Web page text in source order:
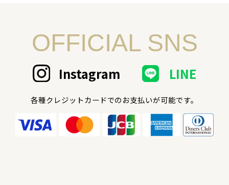
OFFICIAL SNS
Instagram LINE
各種クレジットカードでのお支払いが可能です。